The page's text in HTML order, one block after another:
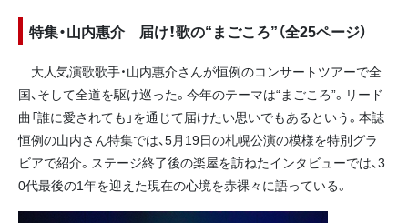
特集・山内惠介 届け！歌の“まごころ”（全25ページ）
大人気演歌歌手・山内惠介さんが恒例のコンサートツアーで全
国、そして全道を駆け巡った。今年のテーマは“まごころ”。リード
曲「誰に愛されても」を通じて届けたい思いでもあるという。本誌
恒例の山内さん特集では、5月19日の札幌公演の模様を特別グラ
ビアで紹介。ステージ終了後の楽屋を訪ねたインタビューでは、3
0代最後の1年を迎えた現在の心境を赤裸々に語っている。